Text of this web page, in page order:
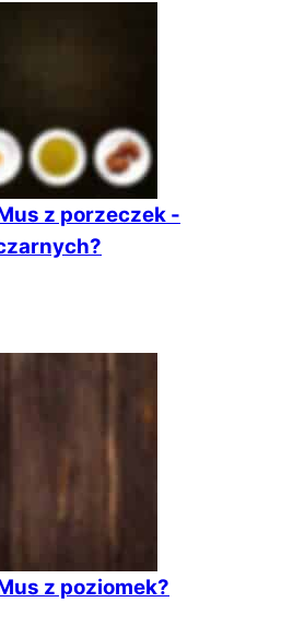
z porzeczek -
z poziomek?